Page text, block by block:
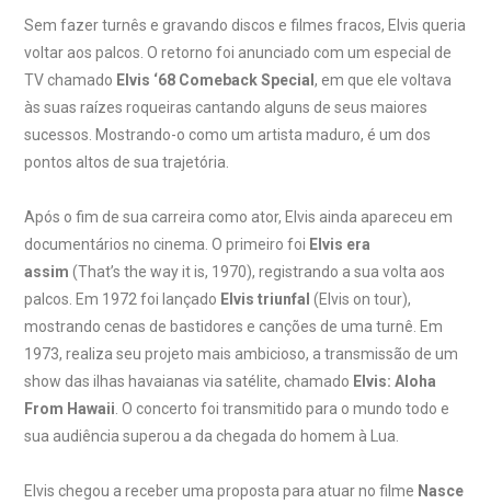
Sem fazer turnês e gravando discos e filmes fracos, Elvis queria
voltar aos palcos. O retorno foi anunciado com um especial de
TV chamado Elvis ‘68 Comeback Special , em que ele voltava
às suas raízes roqueiras cantando alguns de seus maiores
sucessos. Mostrando-o como um artista maduro, é um dos
pontos altos de sua trajetória.
Após o fim de sua carreira como ator, Elvis ainda apareceu em
documentários no cinema. O primeiro foi Elvis era
assim (That’s the way it is, 1970), registrando a sua volta aos
palcos. Em 1972 foi lançado Elvis triunfal (Elvis on tour),
mostrando cenas de bastidores e canções de uma turnê. Em
1973, realiza seu projeto mais ambicioso, a transmissão de um
show das ilhas havaianas via satélite, chamado Elvis: Aloha
From Hawaii . O concerto foi transmitido para o mundo todo e
sua audiência superou a da chegada do homem à Lua.
Elvis chegou a receber uma proposta para atuar no filme Nasce